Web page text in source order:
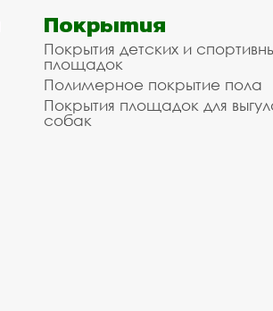
Покрытия
Покрытия детских и
площадок
Полимерное покрытие пола
Покрытия площадок для
собак